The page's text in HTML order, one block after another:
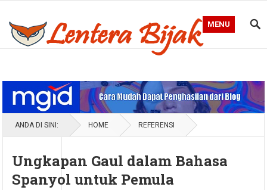
MENU
ANDA DI SINI: HOME REFERENSI
Ungkapan Gaul dalam Bahasa
Spanyol untuk Pemula